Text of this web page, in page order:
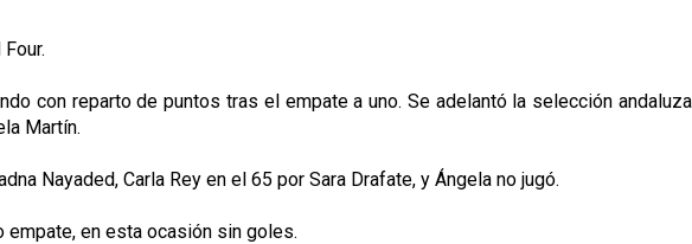
con reparto de puntos tras el empate a uno. Se adelantó la selección andaluza
Martín.
Nayaded, Carla Rey en el 65 por Sara Drafate, y Ángela no jugó.
empate, en esta ocasión sin goles.